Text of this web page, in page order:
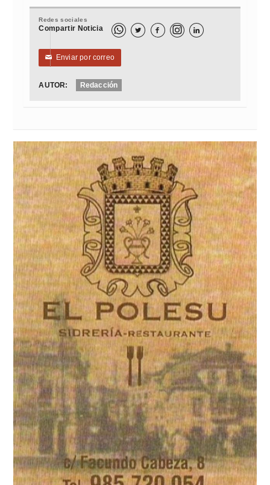
Redes sociales
Compartir Noticia   
✉ Enviar por correo
AUTOR: Redacción